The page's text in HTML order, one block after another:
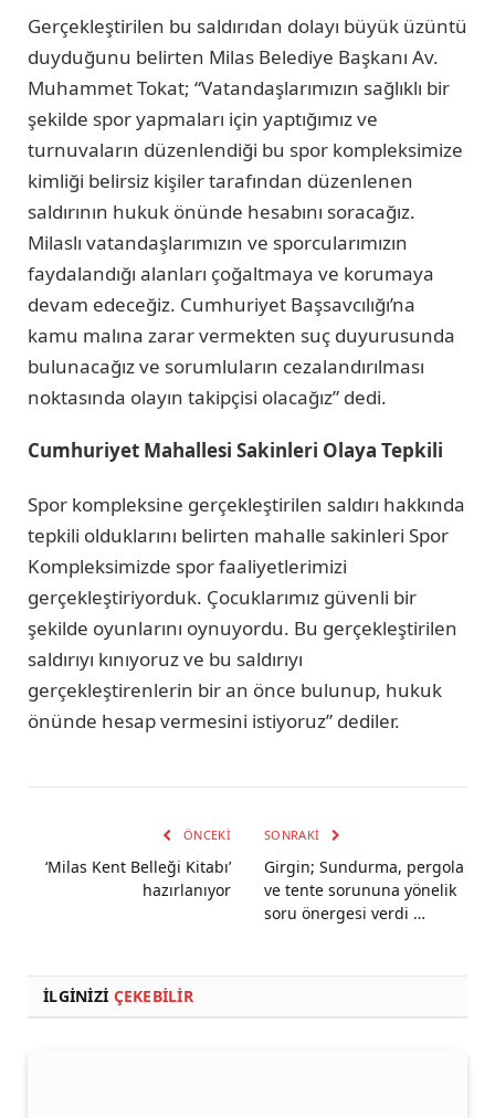
Gerçekleştirilen bu saldırıdan dolayı büyük üzüntü
duyduğunu belirten Milas Belediye Başkanı Av.
Muhammet Tokat; “Vatandaşlarımızın sağlıklı bir
şekilde spor yapmaları için yaptığımız ve
turnuvaların düzenlendiği bu spor kompleksimize
kimliği belirsiz kişiler tarafından düzenlenen
saldırının hukuk önünde hesabını soracağız.
Milaslı vatandaşlarımızın ve sporcularımızın
faydalandığı alanları çoğaltmaya ve korumaya
devam edeceğiz. Cumhuriyet Başsavcılığı’na
kamu malına zarar vermekten suç duyurusunda
bulunacağız ve sorumluların cezalandırılması
noktasında olayın takipçisi olacağız” dedi.
Cumhuriyet Mahallesi Sakinleri Olaya Tepkili
Spor kompleksine gerçekleştirilen saldırı hakkında
tepkili olduklarını belirten mahalle sakinleri Spor
Kompleksimizde spor faaliyetlerimizi
gerçekleştiriyorduk. Çocuklarımız güvenli bir
şekilde oyunlarını oynuyordu. Bu gerçekleştirilen
saldırıyı kınıyoruz ve bu saldırıyı
gerçekleştirenlerin bir an önce bulunup, hukuk
önünde hesap vermesini istiyoruz” dediler.
ÖNCEKI
‘Milas Kent Belleği Kitabı’
hazırlanıyor
SONRAKI
Girgin; Sundurma, pergola
ve tente sorununa yönelik
soru önergesi verdi …
İLGINIZI ÇEKEBILIR